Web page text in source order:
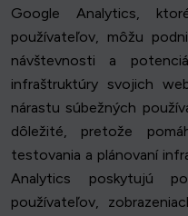
Google Analytics,
používateľov, môžu
návštevnosti a
infraštruktúry svojich
nárastu súbežných
dôležité, pretože
testovania a plánovaní
Analytics poskytujú
používateľov,